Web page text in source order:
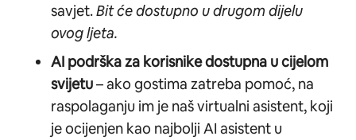
savjet.Bit će dostupno u drugom dijelu
ovog ljeta.
AI podrška za korisnike dostupna u cijelom
svijetu– ako gostima zatreba pomoć, na
raspolaganju im je naš virtualni asistent, koji
je ocijenjen kao najbolji AI asistent u